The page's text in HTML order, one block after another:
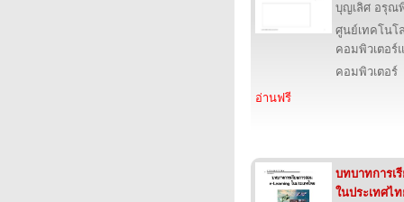
บุญเลิศ อรุณ
ศูนย์เทคโนโ
คอมพิวเตอร์
คอมพิวเตอร์
อ่านฟรี
บทบาทการเ
ในประเทศไ